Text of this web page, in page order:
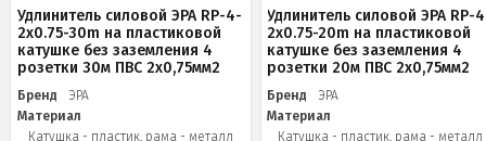
Удлинитель силовой ЭРА RP-4-
2x0.75-30m на пластиковой
катушке без заземления 4
розетки 30м ПВС 2х0,75мм2
Бренд
ЭРА
Материал
Катушка - пластик, рама - металл
Удлинитель силовой ЭРА RP-
2x0.75-20m на пластиковой
катушке без заземления 4
розетки 20м ПВС 2х0,75мм2
Бренд
ЭРА
Материал
Катушка - пластик, рама - металл